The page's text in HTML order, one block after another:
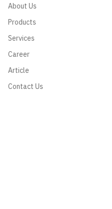
g
a
m
About Us
Products
Services
Career
Article
Contact Us